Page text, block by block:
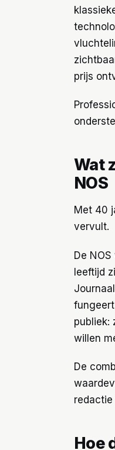
prijs
Wat
NOS
Met 40
vervult.
De
leeftijd
publiek:
willen
De
Hoe